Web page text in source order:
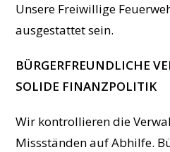
Unsere Freiwillige
ausgestattet sein.
BÜRGERFREUNDLICHE
SOLIDE FINANZPOLITIK
Wir kontrollieren die
Missständen auf Abhilfe.